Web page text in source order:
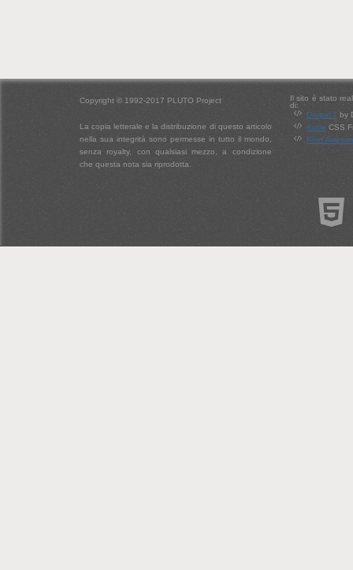
Copyright © 1992-2017 PLUTO Project
La copia letterale e la distribuzione di questo articolo
nella sua integrità sono permesse in tutto il mondo,
senza royalty, con qualsiasi mezzo, a condizione
che questa nota sia riprodotta.
Il sito è stato
di:
Drupal 7 by
Kube CSS
Font